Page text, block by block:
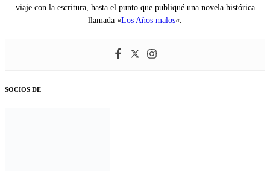
viaje con la escritura, hasta el punto que publiqué una novela histórica
llamada «Los Años malos«.
SOCIOS DE